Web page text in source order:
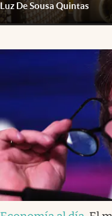
Luz De Sousa Quintas